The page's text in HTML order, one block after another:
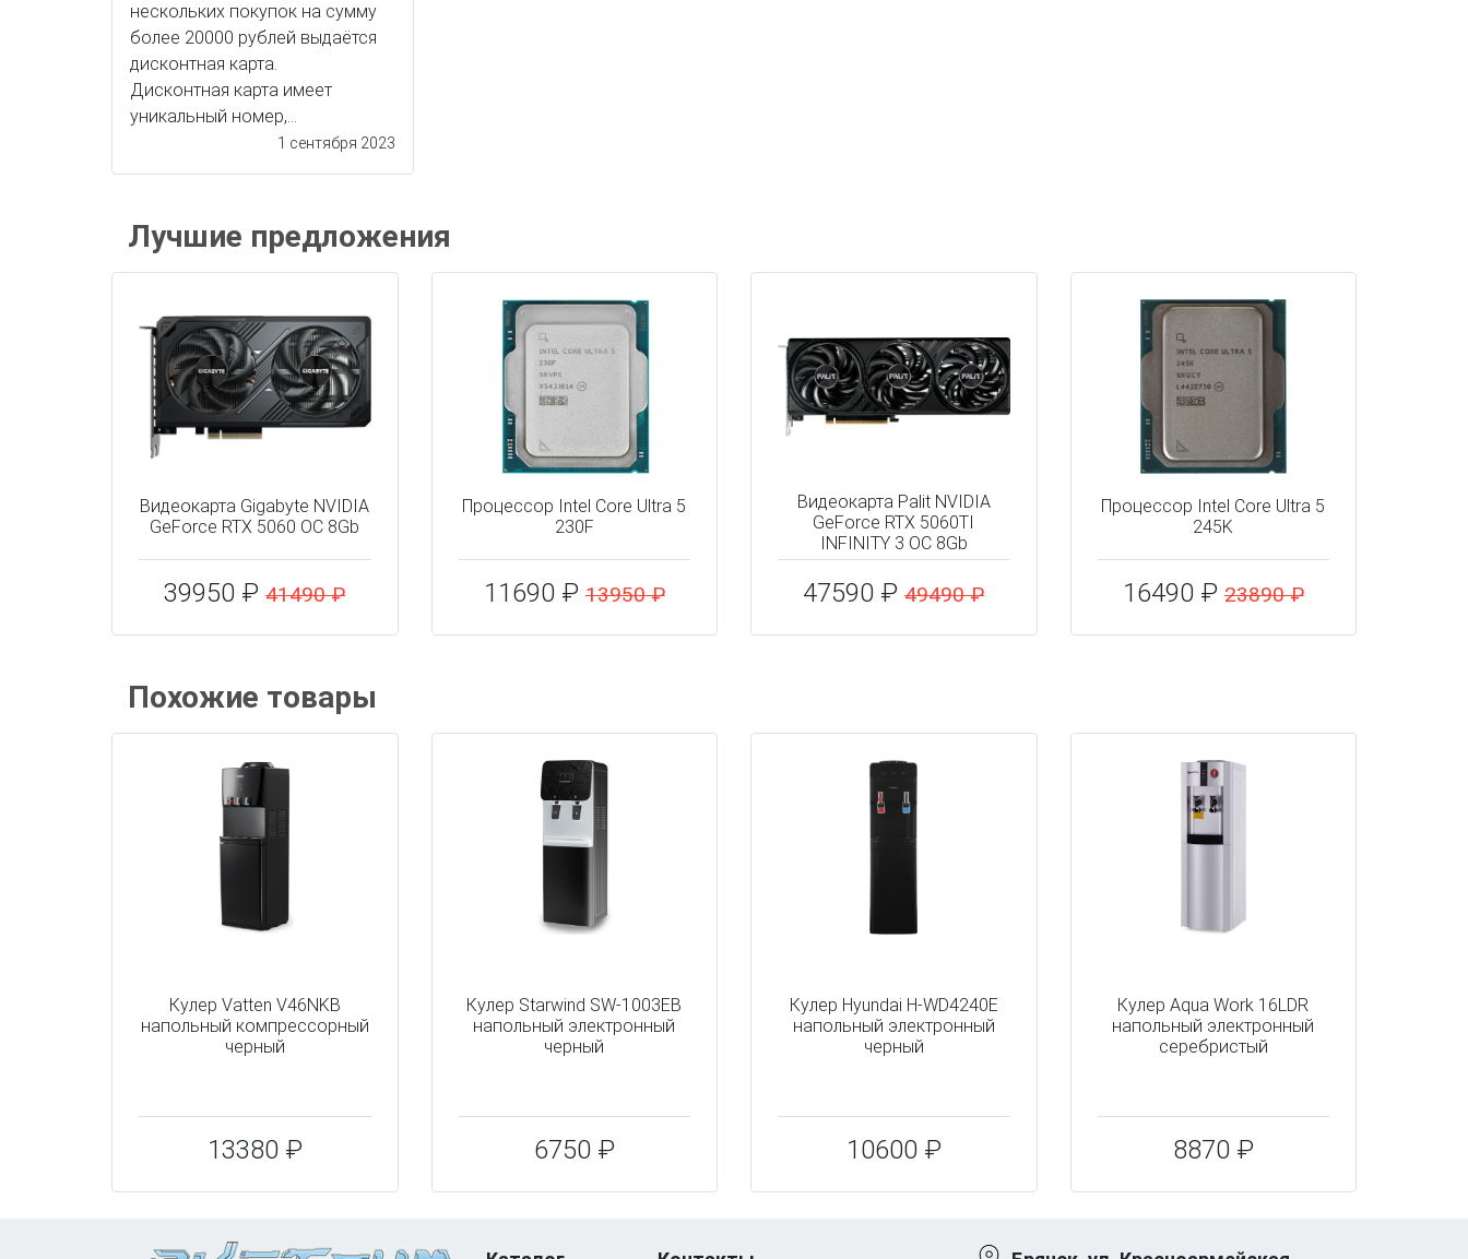
нескольких покупок на сумму
более 20000 рублей выдаётся
дисконтная карта.
Дисконтная карта имеет
уникальный номер,...
1 сентября 2023
Лучшие предложения
Видеокарта Gigabyte NVIDIA
GeForce RTX 5060 OC 8Gb
39950 ₽41490 ₽
Процессор Intel Core Ultra 5
230F
11690 ₽13950 ₽
Видеокарта Palit NVIDIA
GeForce RTX 5060TI
INFINITY 3 OC 8Gb
47590 ₽49490 ₽
Процессор Intel Core Ultra 5
245K
16490 ₽23890 ₽
Похожие товары
Кулер Vatten V46NKB
напольный компрессорный
черный
13380 ₽
Кулер Starwind SW-1003EB
напольный электронный
черный
6750 ₽
Кулер Hyundai H-WD4240E
напольный электронный
черный
10600 ₽
Кулер Aqua Work 16LDR
напольный электронный
серебристый
8870 ₽